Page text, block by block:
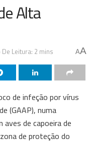
Alta
De Leitura: 2 mins AA
de infeção por vírus
(GAAP), numa
aves de capoeira de
de proteção do